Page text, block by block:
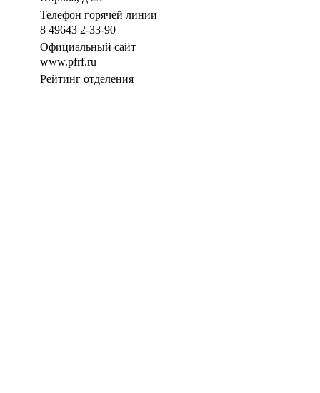
Телефон горячей линии
8 49643 2-33-90
Официальный сайт
www.pfrf.ru
Рейтинг отделения